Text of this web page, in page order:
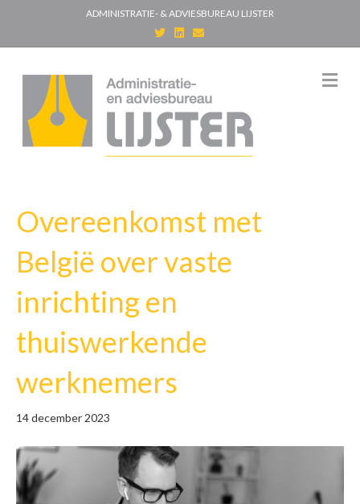
ADMINISTRATIE- & ADVIESBUREAU LIJSTER
T
w
i
e
r
n
d
i
n
E
m
a
M
e
Overeenkomst met
België over vaste
inrichting en
thuiswerkende
werknemers
14 december 2023